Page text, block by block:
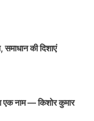
समाधान की दिशाएं
एक नाम — किशोर कुमार